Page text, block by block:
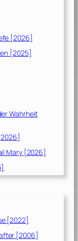
[2026]
[2025]
Wahrheit
Mary [2026]
[2022]
[2006]